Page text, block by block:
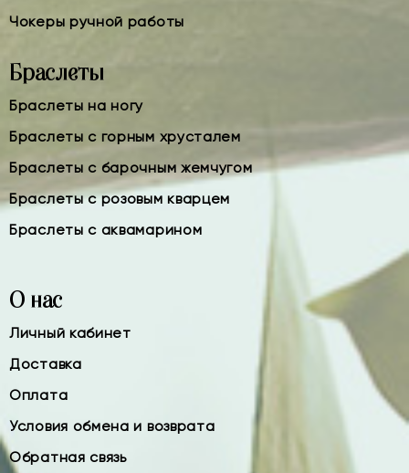
Чокеры ручной работы
Браслеты
Браслеты на ногу
Браслеты с горным хрусталем
Браслеты с барочным жемчугом
Браслеты с розовым кварцем
Браслеты с аквамарином
О нас
Личный кабинет
Доставка
Оплата
Условия обмена и возврата
Обратная связь